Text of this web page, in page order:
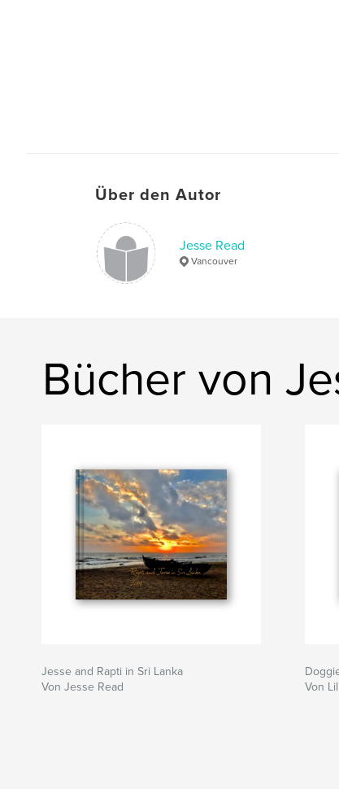
Über den Autor
Jesse Read
Vancouver
Bücher von
Jesse and Rapti in Sri Lanka
Von Jesse Read
Von